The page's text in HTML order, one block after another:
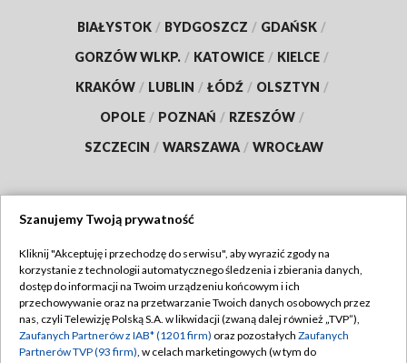
BIAŁYSTOK / BYDGOSZCZ / GDAŃSK /
GORZÓW WLKP. / KATOWICE / KIELCE /
KRAKÓW / LUBLIN / ŁÓDŹ / OLSZTYN /
OPOLE / POZNAŃ / RZESZÓW /
SZCZECIN / WARSZAWA / WROCŁAW
TVP
Abonament TVP
Emisja w TVP
Regulamin TVP
Polityka prywatności
Szanujemy Twoją prywatność
Kliknij "Akceptuję i przechodzę do serwisu", aby wyrazić zgody na
korzystanie z technologii automatycznego śledzenia i zbierania danych,
dostęp do informacji na Twoim urządzeniu końcowym i ich
przechowywanie oraz na przetwarzanie Twoich danych osobowych przez
nas, czyli Telewizję Polską S.A. w likwidacji (zwaną dalej również „TVP”),
Zaufanych Partnerów z IAB* (1201 firm) oraz pozostałych Zaufanych
Partnerów TVP (93 firm), w celach marketingowych (w tym do